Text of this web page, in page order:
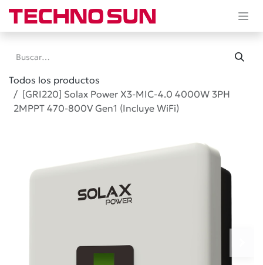
Ir al contenido
Todos los productos
[GRI220] Solax Power X3-MIC-4.0 4000W 3PH
2MPPT 470-800V Gen1 (Incluye WiFi)